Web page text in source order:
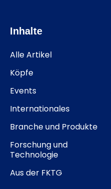
Inhalte
Alle Artikel
Köpfe
Events
Internationales
Branche und Produkte
Forschung und
Technologie
Aus der FKTG